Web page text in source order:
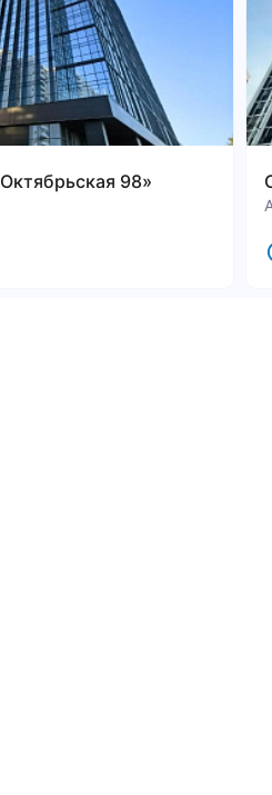
98»